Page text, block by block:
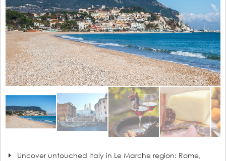
Uncover untouched Italy in Le Marche region: Rome,